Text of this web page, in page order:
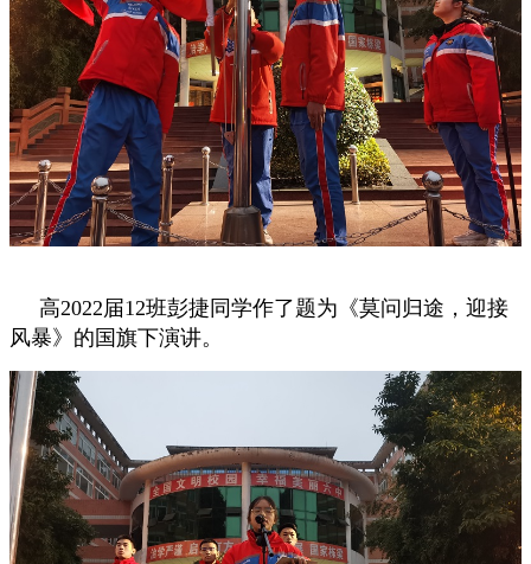
高2022届12班彭捷同学作了题为《莫问归途，迎接
风暴》的国旗下演讲。